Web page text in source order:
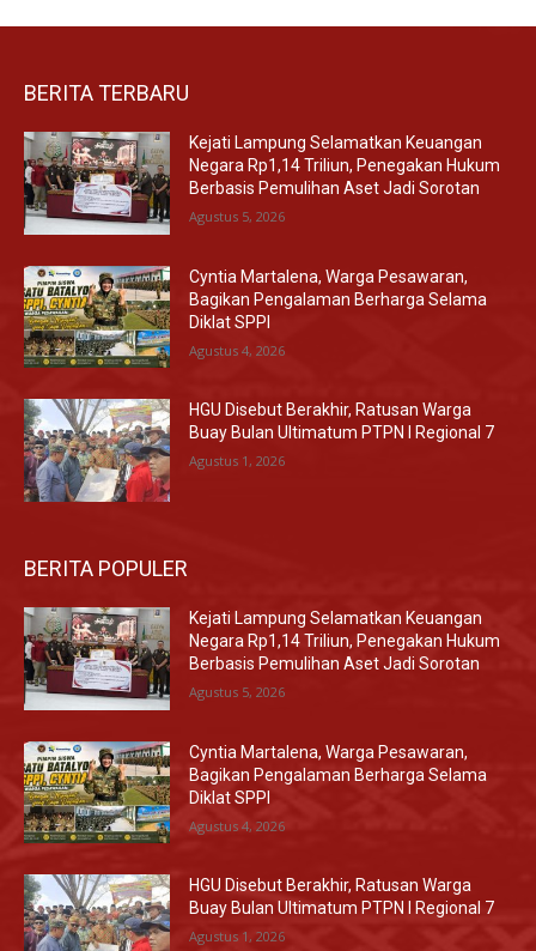
BERITA TERBARU
Kejati Lampung Selamatkan Keuangan
Negara Rp1,14 Triliun, Penegakan Hukum
Berbasis Pemulihan Aset Jadi Sorotan
Agustus 5, 2026
Cyntia Martalena, Warga Pesawaran,
Bagikan Pengalaman Berharga Selama
Diklat SPPI
Agustus 4, 2026
HGU Disebut Berakhir, Ratusan Warga
Buay Bulan Ultimatum PTPN I Regional 7
Agustus 1, 2026
BERITA POPULER
Kejati Lampung Selamatkan Keuangan
Negara Rp1,14 Triliun, Penegakan Hukum
Berbasis Pemulihan Aset Jadi Sorotan
Agustus 5, 2026
Cyntia Martalena, Warga Pesawaran,
Bagikan Pengalaman Berharga Selama
Diklat SPPI
Agustus 4, 2026
HGU Disebut Berakhir, Ratusan Warga
Buay Bulan Ultimatum PTPN I Regional 7
Agustus 1, 2026